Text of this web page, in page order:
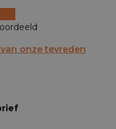
onze tevreden